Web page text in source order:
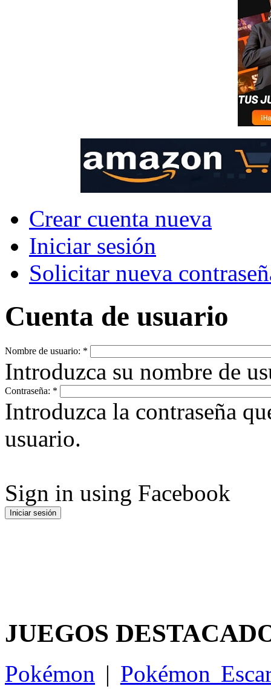
Crear cuenta nueva
Iniciar sesión
Solicitar nueva
Cuenta de usuario
Nombre de usuario: *
Introduzca su nombre de
Contraseña: *
Introduzca la contraseña
usuario.
Sign in using Facebook
JUEGOS
Pokémon | Pokémon